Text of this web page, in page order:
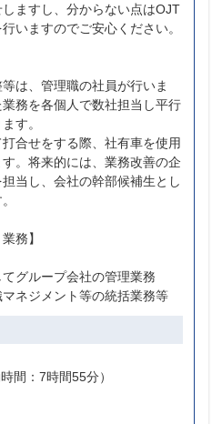
ますし、分からない点はOJT
いますのでご安心ください。
は、管理職の社員が行いま
務を各個人で数社担当し平行
す。
合せをする際、社有車を使用
。将来的には、業務改善の企
当し、会社の幹部候補生とし
務】
グループ会社の管理業務
マネジメント等の統括業務等
間：7時間55分）